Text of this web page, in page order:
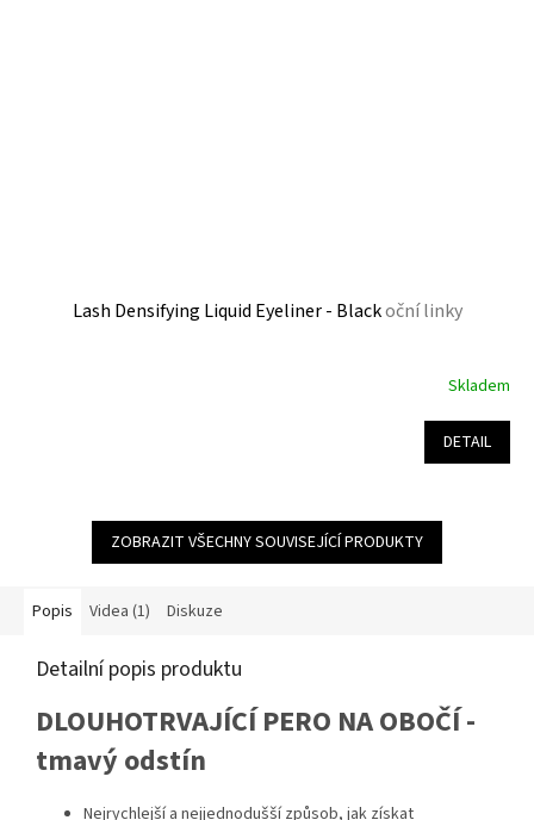
Lash Densifying Liquid Eyeliner - Blackoční linky
Skladem
DETAIL
ZOBRAZIT VŠECHNY SOUVISEJÍCÍ PRODUKTY
Popis Videa (1) Diskuze
Detailní popis produktu
DLOUHOTRVAJÍCÍ PERO NA OBOČÍ -
tmavý odstín
Nejrychlejší a nejjednodušší způsob, jak získat